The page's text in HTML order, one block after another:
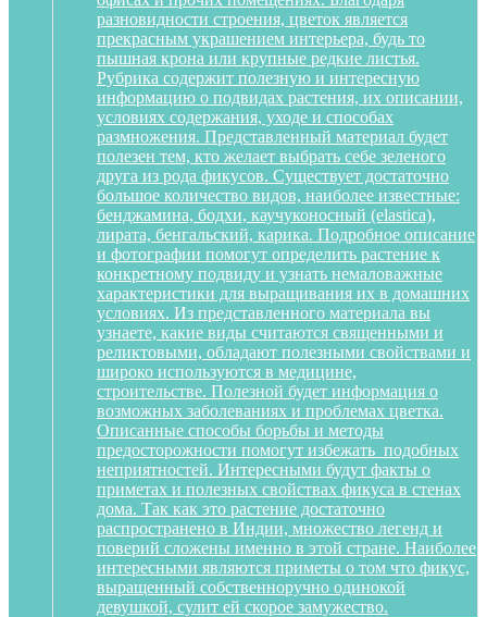
разновидности строения, цветок является
прекрасным украшением интерьера, будь то
пышная крона или крупные редкие листья.
Рубрика содержит полезную и интересную
информацию о подвидах растения, их описании,
условиях содержания, уходе и способах
размножения. Представленный материал будет
полезен тем, кто желает выбрать себе зеленого
друга из рода фикусов. Существует достаточно
большое количество видов, наиболее известные:
бенджамина, бодхи, каучуконосный (elastica),
лирата, бенгальский, карика. Подробное описание
и фотографии помогут определить растение к
конкретному подвиду и узнать немаловажные
характеристики для выращивания их в домашних
условиях. Из представленного материала вы
узнаете, какие виды считаются священными и
реликтовыми, обладают полезными свойствами и
широко используются в медицине,
строительстве. Полезной будет информация о
возможных заболеваниях и проблемах цветка.
Описанные способы борьбы и методы
предосторожности помогут избежать подобных
неприятностей. Интересными будут факты о
приметах и полезных свойствах фикуса в стенах
дома. Так как это растение достаточно
распространено в Индии, множество легенд и
поверий сложены именно в этой стране. Наиболее
интересными являются приметы о том что фикус,
выращенный собственноручно одинокой
девушкой, сулит ей скорое замужество.